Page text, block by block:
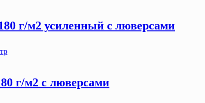
г/м2 усиленный с люверсами
г/м2 с люверсами